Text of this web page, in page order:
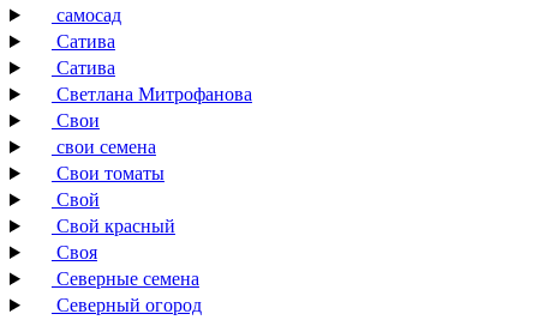
самосад
Сатива
Сатива
Светлана Митрофанова
Свои
свои семена
Свои томаты
Свой
Свой красный
Своя
Северные семена
Северный огород